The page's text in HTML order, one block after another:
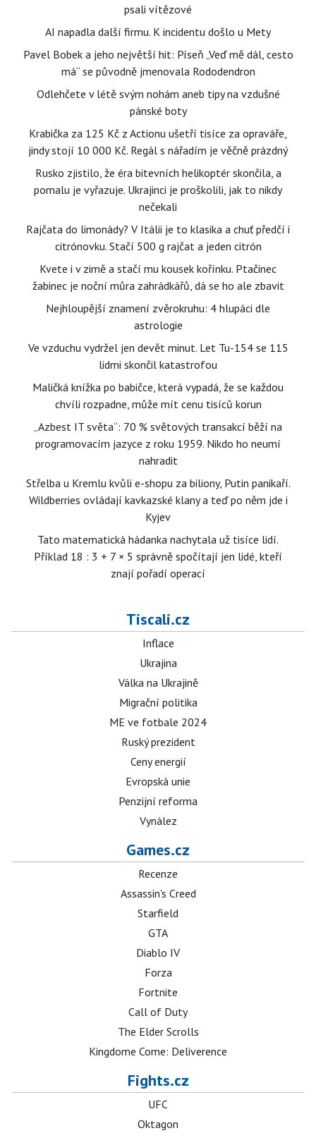
psali vítězové
AI napadla další firmu. K incidentu došlo u Mety
Pavel Bobek a jeho největší hit: Píseň „Veď mě dál, cesto
má“ se původně jmenovala Rododendron
Odlehčete v létě svým nohám aneb tipy na vzdušné
pánské boty
Krabička za 125 Kč z Actionu ušetří tisíce za opraváře,
jindy stojí 10 000 Kč. Regál s nářadím je věčně prázdný
Rusko zjistilo, že éra bitevních helikoptér skončila, a
pomalu je vyřazuje. Ukrajinci je proškolili, jak to nikdy
nečekali
Rajčata do limonády? V Itálii je to klasika a chuť předčí i
citrónovku. Stačí 500 g rajčat a jeden citrón
Kvete i v zimě a stačí mu kousek kořínku. Ptačinec
žabinec je noční můra zahrádkářů, dá se ho ale zbavit
Nejhloupější znamení zvěrokruhu: 4 hlupáci dle
astrologie
Ve vzduchu vydržel jen devět minut. Let Tu-154 se 115
lidmi skončil katastrofou
Maličká knížka po babičce, která vypadá, že se každou
chvíli rozpadne, může mít cenu tisíců korun
„Azbest IT světa“: 70 % světových transakcí běží na
programovacím jazyce z roku 1959. Nikdo ho neumí
nahradit
Střelba u Kremlu kvůli e-shopu za biliony, Putin panikaří.
Wildberries ovládají kavkazské klany a teď po něm jde i
Kyjev
Tato matematická hádanka nachytala už tisíce lidí.
Příklad 18 : 3 + 7 × 5 správně spočítají jen lidé, kteří
znají pořadí operací
Tiscali.cz
Inflace
Ukrajina
Válka na Ukrajině
Migrační politika
ME ve fotbale 2024
Ruský prezident
Ceny energií
Evropská unie
Penzijní reforma
Vynález
Games.cz
Recenze
Assassin's Creed
Starfield
GTA
Diablo IV
Forza
Fortnite
Call of Duty
The Elder Scrolls
Kingdome Come: Deliverence
Fights.cz
UFC
Oktagon